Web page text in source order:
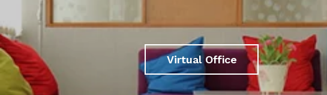
Virtual Office